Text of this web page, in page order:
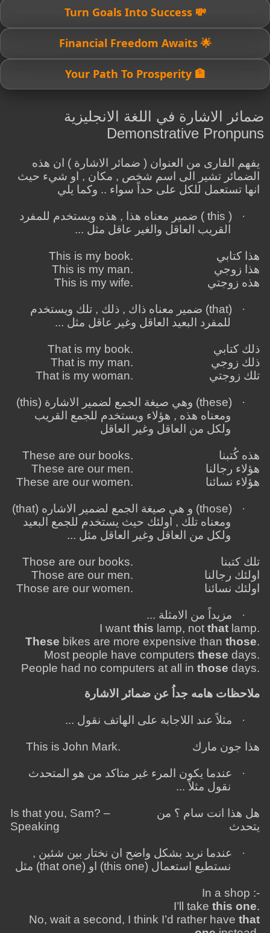
💸 Turn Goals Into Success
🌟 Financial Freedom Awaits
🏦 Your Path To Prosperity
ضمائر الاشارة في اللغة الانجليزية
Demonstrative Pronpuns
يفهم القارى من العنوان ( ضمائر الاشارة ) ان هذه
الضمائر تشير الى اسم شخص , مكان , او شيء حيث
انها تستعمل للكل على حداً سواء .. وكما يلي
·
(
this) ضمير معناه هذا , هذه ويستخدم للمفرد
القريب العاقل والغير عاقل مثل ...
هذا كتابي
هذا زوجي
هذه زوجتي
This is my book.
This is my man.
This is my wife.
·
(
that) ضمير معناه ذاك , ذلك , تلك ويستخدم
للمفرد البعيد العاقل وغير عاقل مثل ...
ذلك كتابي
ذلك زوجي
تلك زوجتي
That is my book.
That is my man.
That is my woman.
·
(
these) وهي صيغة الجمع لضمير الاشارة (this
)
ومعناه هذه , هؤلاء ويستخدم للجمع القريب
ولكل من العاقل وغير العاقل
هذه كُتبنا
هؤلاء رجالنا
هؤلاء نسائنا
These are our books.
These are our men.
These are our women.
·
(
those) و هي صيغة الجمع لضمير الاشاره (that
)
ومعناه تلك , اولئك حيث يستخدم للجمع البعيد
ولكل من العاقل وغير العاقل مثل ...
تلك كتبنا
اولئك رجالنا
اولئك نسائنا
Those are our books.
Those are our men.
Those are our women.
·
مزيداً من الامثلة ...
I want this lamp, not that lamp.
These bikes are more expensive than those.
Most people have computers these days.
People had no computers at all in those days.
ملاحظات هامه جداُ عن ضمائر الاشارة
· مثلاً عند اللاجابة على الهاتف نقول ...
هذا جون مارك This is John Mark.
·
عندما يكون المرء غير متاكد من هو المتحدث
نقول مثلاً ...
هل هذا انت سام ؟ من
يتحدث
Is that you, Sam? –
Speaking
·
عندما نريد بشكل واضح ان نختار بين شئين ,
نستطيع استعمال (this one) او (that one) مثل
In a shop :-
I’ll take this one.
No, wait a second, I think I’d rather have that